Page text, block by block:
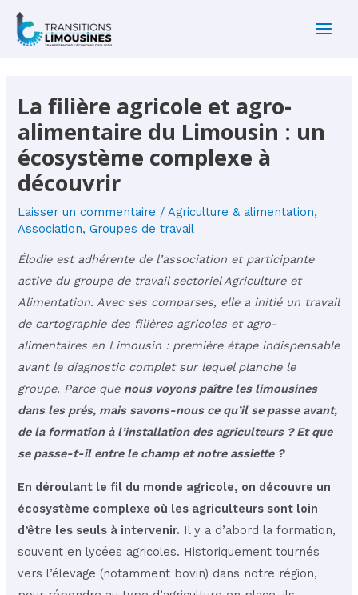
Aller
La filière agricole et agro-
alimentaire du Limousin : un
écosystème complexe à
découvrir
Laisser un commentaire / Agriculture & alimentation,
Association,Groupes de travail
Élodie est adhérente de l’association et participante
active du groupe de travail sectoriel Agriculture et
Alimentation. Avec ses comparses, elle a initié un travail
de cartographie des filières agricoles et agro-
alimentaires en Limousin : première étape indispensable
avant le diagnostic complet sur lequel planche le
groupe. Parce que nous voyons paître les limousines
dans les prés, mais savons-nous ce qu’il se passe avant,
de la formation à l’installation des agriculteurs ? Et que
se passe-t-il entre le champ et notre assiette ?
En déroulant le fil du monde agricole, on découvre un
écosystème complexe où les agriculteurs sont loin
d’être les seuls à intervenir. Il y a d’abord la formation,
souvent en lycées agricoles. Historiquement tournés
vers l’élevage (notamment bovin) dans notre région,